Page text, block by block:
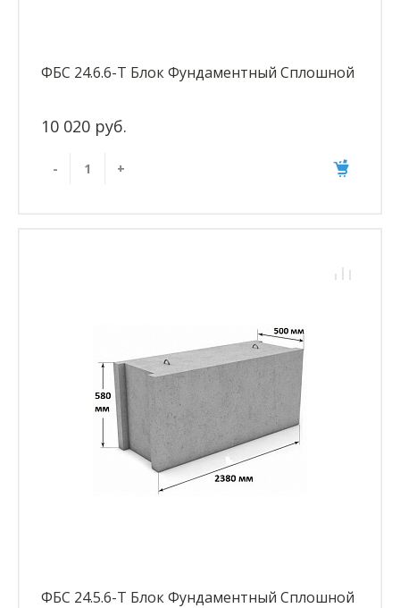
ФБС 24.6.6-Т Блок Фундаментный Сплошной
10 020 руб.
- +
ФБС 24.5.6-Т Блок Фундаментный Сплошной